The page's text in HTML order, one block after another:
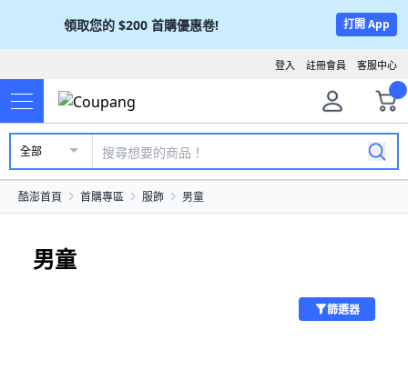
領取您的 $200 首購優惠卷! 打開 App
客服中心
註冊會員
登入
全部
酷澎首頁 首購專區 服飾 男童
男童
篩選器